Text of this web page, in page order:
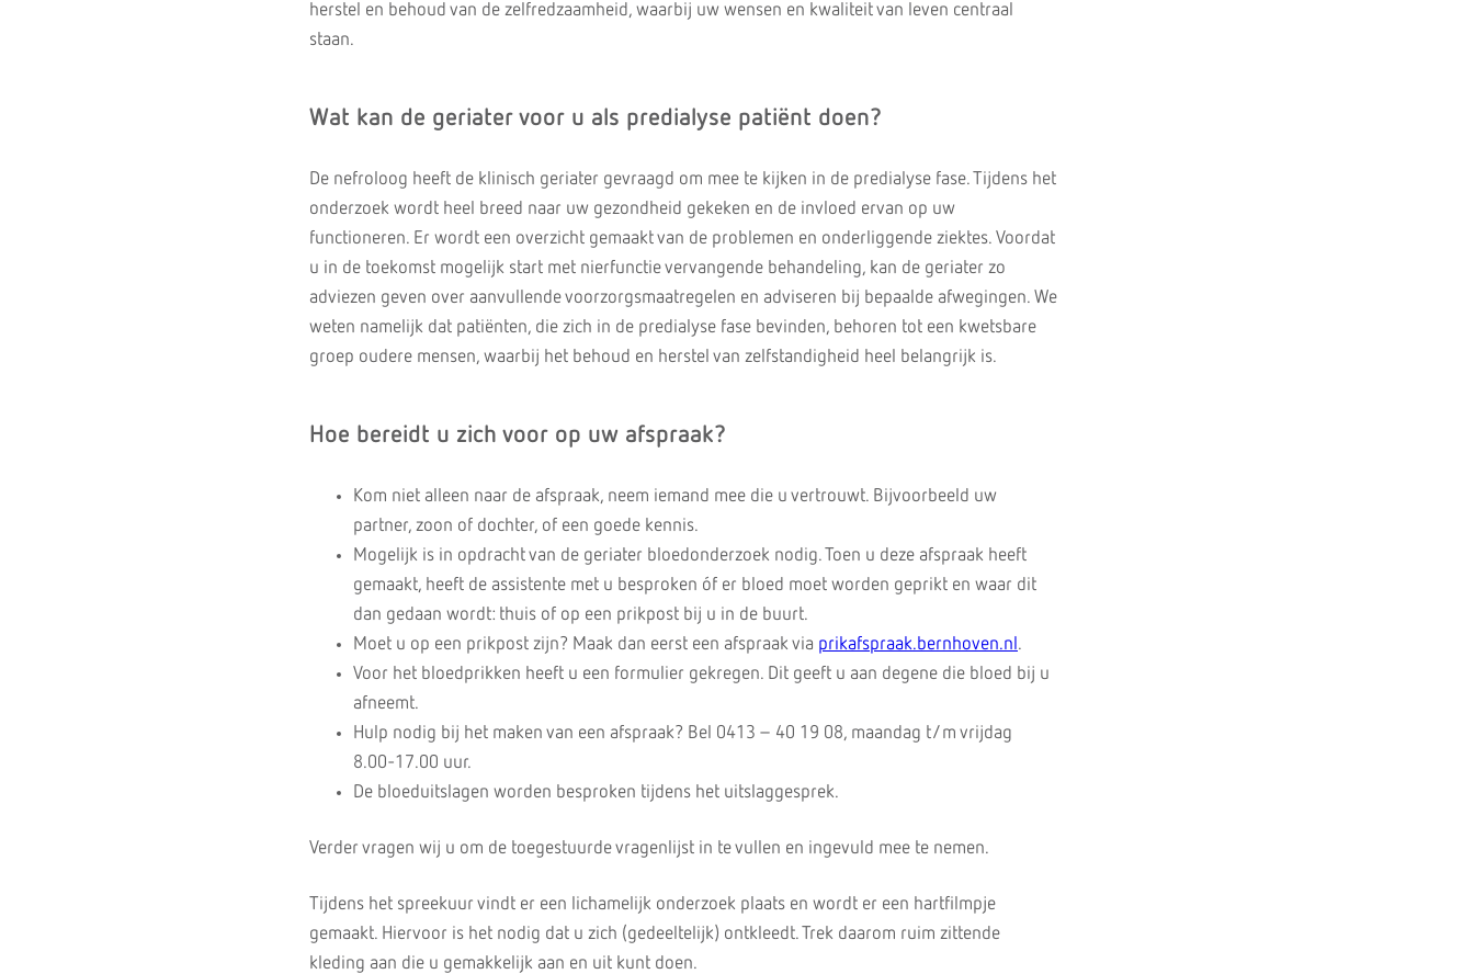
herstel en behoud van de zelfredzaamheid, waarbij uw wensen en kwaliteit van leven centraal
staan.
Wat kan de geriater voor u als predialyse patiënt doen?
De nefroloog heeft de klinisch geriater gevraagd om mee te kijken in de predialyse fase. Tijdens het
onderzoek wordt heel breed naar uw gezondheid gekeken en de invloed ervan op uw
functioneren. Er wordt een overzicht gemaakt van de problemen en onderliggende ziektes. Voordat
u in de toekomst mogelijk start met nierfunctie vervangende behandeling, kan de geriater zo
adviezen geven over aanvullende voorzorgsmaatregelen en adviseren bij bepaalde afwegingen. We
weten namelijk dat patiënten, die zich in de predialyse fase bevinden, behoren tot een kwetsbare
groep oudere mensen, waarbij het behoud en herstel van zelfstandigheid heel belangrijk is.
Hoe bereidt u zich voor op uw afspraak?
Kom niet alleen naar de afspraak, neem iemand mee die u vertrouwt. Bijvoorbeeld uw
partner, zoon of dochter, of een goede kennis.
Mogelijk is in opdracht van de geriater bloedonderzoek nodig. Toen u deze afspraak heeft
gemaakt, heeft de assistente met u besproken óf er bloed moet worden geprikt en waar dit
dan gedaan wordt: thuis of op een prikpost bij u in de buurt.
Moet u op een prikpost zijn? Maak dan eerst een afspraak via prikafspraak.bernhoven.nl .
Voor het bloedprikken heeft u een formulier gekregen. Dit geeft u aan degene die bloed bij u
afneemt.
Hulp nodig bij het maken van een afspraak? Bel 0413 – 40 19 08, maandag t/m vrijdag
8.00-17.00 uur.
De bloeduitslagen worden besproken tijdens het uitslaggesprek.
Verder vragen wij u om de toegestuurde vragenlijst in te vullen en ingevuld mee te nemen.
Tijdens het spreekuur vindt er een lichamelijk onderzoek plaats en wordt er een hartfilmpje
gemaakt. Hiervoor is het nodig dat u zich (gedeeltelijk) ontkleedt. Trek daarom ruim zittende
kleding aan die u gemakkelijk aan en uit kunt doen.